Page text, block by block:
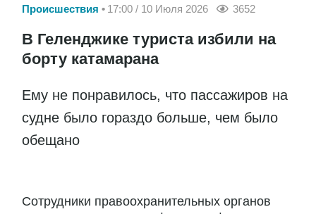
Происшествия 17:00 / 10 Июля 2026 3652
В Геленджике туриста избили на
борту катамарана
Ему не понравилось, что пассажиров на
судне было гораздо больше, чем было
обещано
Сотрудники правоохранительных органов